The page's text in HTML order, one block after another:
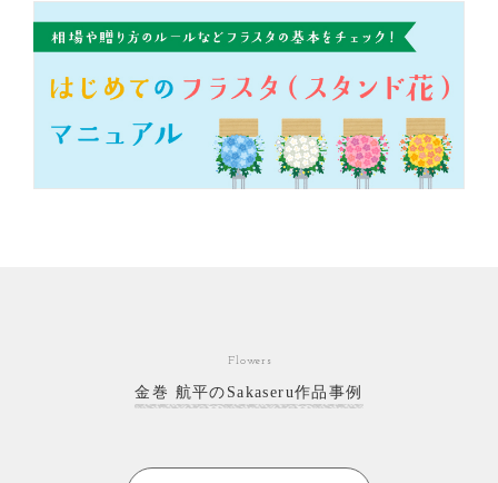
Flowers
金巻 航平のSakaseru作品事例